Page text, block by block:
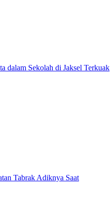
dalam Sekolah di Jaksel Terkuak
Tabrak Adiknya Saat